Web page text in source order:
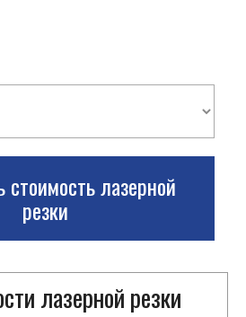
стоимость лазерной
резки
лазерной резки